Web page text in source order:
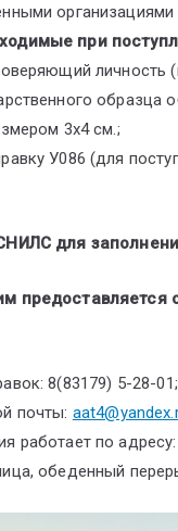
организациями
при
личность
образца
3х4 см.;
У086 (для
для
предоставляется
8(83179) 5-28-
почты:
работает по
обеденный